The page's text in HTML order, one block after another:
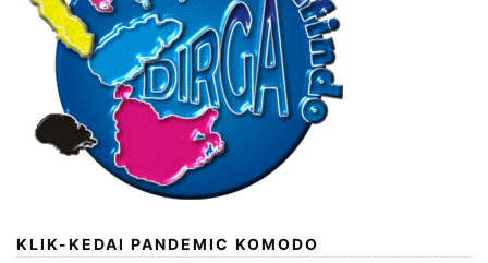
KLIK-KEDAI PANDEMIC KOMODO